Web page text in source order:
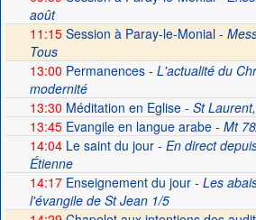
août
11:15Session à Paray-le-Monial -
Tous
13:00 Permanences- L'actualité du
modernité
13:30 Méditation en Eglise- St
13:45Evangile en langue arabe- Mt
14:04Le saint du jour- En direct
Étienne
14:17Enseignement du jour- Les
l'évangile de St Jean 1/5